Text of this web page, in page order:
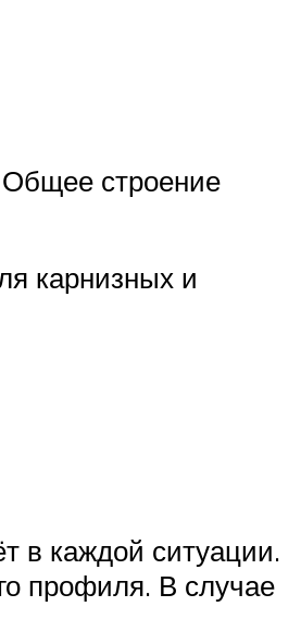
Общее строение
карнизных и
в каждой ситуации.
профиля. В случае